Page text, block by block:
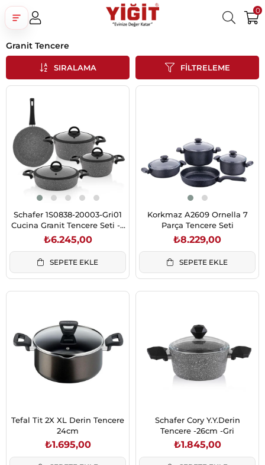
0
Üye Girişi
Google İle Bağlan
Granit Tencere
FILTRELEME
SIRALAMA
Schafer 1S0838-20003-Gri01
Cucina Granit Tencere Seti -7
Parça-Gri
₺6.245,00
SEPETE EKLE
Korkmaz A2609 Ornella 7
Parça Tencere Seti
₺8.229,00
SEPETE EKLE
Tefal Tit 2X XL Derin Tencere
24cm
₺1.695,00
Schafer Cory Y.Y.Derin
Tencere -26cm -Gri
₺1.845,00